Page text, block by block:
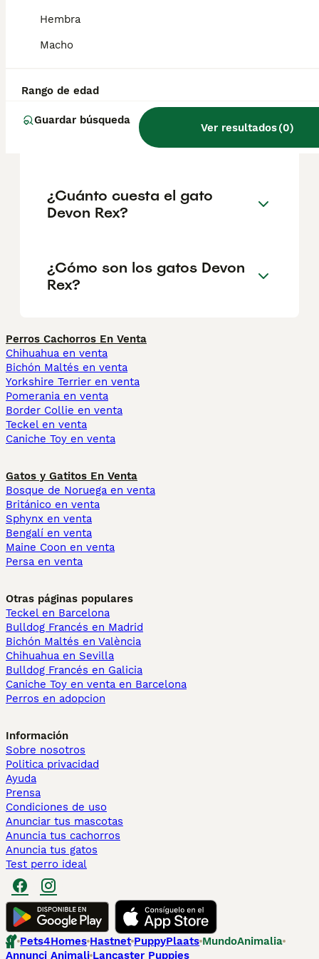
Hembra
Macho
Rango de edad
Guardar búsqueda
Ver resultados(0)
criadores responsables que garanticen la
Informarse bien y comparar opciones antes
¿Cuánto cuesta un gatito
¿Cuánto cuesta el gato
Devon Rex?
¿Cómo son los gatos Devon
Rex?
Perros Cachorros En Venta
Chihuahua en venta
Bichón Maltés en venta
Yorkshire Terrier en venta
Pomerania en venta
Border Collie en venta
Teckel en venta
Caniche Toy en venta
Gatos y Gatitos En Venta
Bosque de Noruega en venta
Británico en venta
Sphynx en venta
Bengalí en venta
Maine Coon en venta
Persa en venta
Otras páginas populares
Teckel en Barcelona
Bulldog Francés en Madrid
Bichón Maltés en València
Chihuahua en Sevilla
Bulldog Francés en Galicia
Caniche Toy en venta en Barcelona
Perros en adopcion
Información
Sobre nosotros
Politica privacidad
Ayuda
Prensa
Condiciones de uso
Anunciar tus mascotas
Anuncia tus cachorros
Anuncia tus gatos
Test perro ideal
Pets4Homes Hastnet PuppyPlaats MundoAnimalia
Annunci Animali Lancaster Puppies